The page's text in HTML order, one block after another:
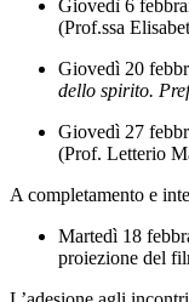
Giovedì 6
(Prof.ssa
Giovedì 20
dello spirito.
Giovedì 27
(Prof. Letterio
A completamento e
Martedì 18
proiezione del